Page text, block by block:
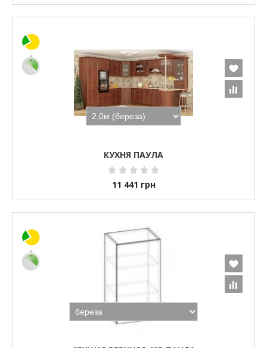
КУХНЯ ПАУЛА
11 441 грн